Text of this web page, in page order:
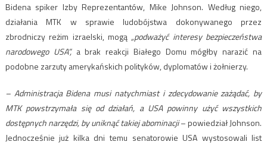
Bidena spiker Izby Reprezentantów, Mike Johnson. Według niego,
działania MTK w sprawie ludobójstwa dokonywanego przez
zbrodniczy reżim izraelski, mogą „podważyć interesy bezpieczeństwa
narodowego USA”,a brak reakcji Białego Domu mógłby narazić na
podobne zarzuty amerykańskich polityków, dyplomatów i żołnierzy.
– Administracja Bidena musi natychmiast i zdecydowanie zażądać, by
MTK powstrzymała się od działań, a USA powinny użyć wszystkich
dostępnych narzędzi, by uniknąć takiej abominacji– powiedział Johnson.
Jednocześnie już kilka dni temu senatorowie USA wystosowali list